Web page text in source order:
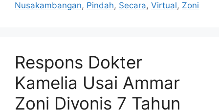
Nusakambangan, Pindah, Secara, Virtual, Zoni
Respons Dokter
Kamelia Usai Ammar
Zoni Divonis 7 Tahun